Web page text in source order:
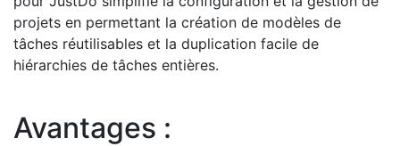
projets en permettant la création de modèles de
tâches réutilisables et la duplication facile de
hiérarchies de tâches entières.
Avantages :